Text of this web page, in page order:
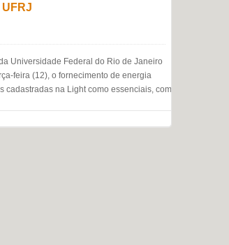
Universidade Federal do Rio de Janeiro
feira (12), o fornecimento de energia
na Light como essenciais, como os serviços de